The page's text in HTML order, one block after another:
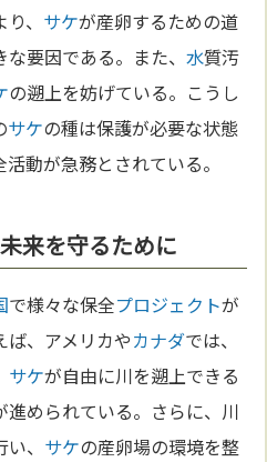
、 サケが産卵するための道
な要因である。また、水質汚
の遡上を妨げている。こうし
サケの種は保護が必要な状態
動が急務とされている。
来を守るために
で様々な保全プロジェクトが
ば、アメリカやカナダでは、
サケが自由に川を遡上できる
進められている。さらに、川
、 サケの産卵場の環境を整